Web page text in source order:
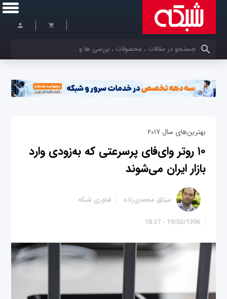
کلمات کلیدی خود را وارد کنید
بهترین‌های سال ۲۰۱۷
۱۰ روتر وای‌فای پرسرعتی که به‌زودی وارد
بازار ایران می‌شوند
19/03/1396 - 18:37
میثاق محمدی‌زاده فناوری شبکه